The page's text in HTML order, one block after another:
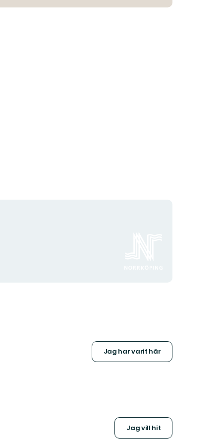
Jag har varit här
Jag vill hit